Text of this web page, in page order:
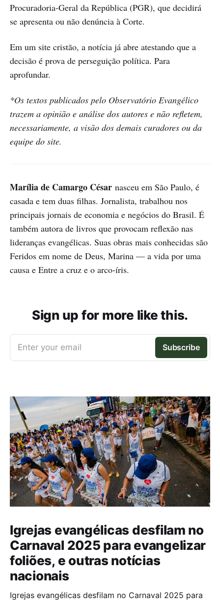
Procuradoria-Geral da República (PGR), que decidirá
se apresenta ou não denúncia à Corte.
Em um site cristão, a notícia já abre atestando que a
decisão é prova de perseguição política. Para
aprofundar.
*Os textos publicados pelo Observatório Evangélico
trazem a opinião e análise dos autores e não refletem,
necessariamente, a visão dos demais curadores ou da
equipe do site.
Marília de Camargo César nasceu em São Paulo, é
casada e tem duas filhas. Jornalista, trabalhou nos
principais jornais de economia e negócios do Brasil. É
também autora de livros que provocam reflexão nas
lideranças evangélicas. Suas obras mais conhecidas são
Feridos em nome de Deus, Marina — a vida por uma
causa e Entre a cruz e o arco-íris.
Sign up for more like this.
Enter your email Subscribe
Igrejas evangélicas desfilam no
Carnaval 2025 para evangelizar
foliões, e outras notícias
nacionais
Igrejas evangélicas desfilam no Carnaval 2025 para